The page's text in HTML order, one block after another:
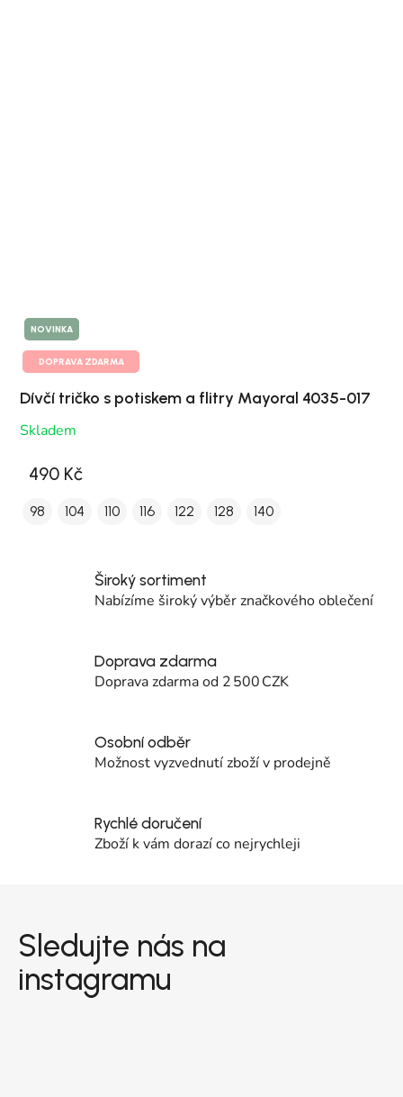
NOVINKA
DOPRAVA ZDARMA
Dívčí tričko s potiskem a flitry Mayoral 4035-017
Skladem
490 Kč
98 104 110 116 122 128 140
Široký sortiment
Nabízíme široký výběr značkového oblečení
Doprava zdarma
Doprava zdarma od 2 500 CZK
Osobní odběr
Možnost vyzvednutí zboží v prodejně
Rychlé doručení
Zboží k vám dorazí co nejrychleji
Sledujte nás na
instagramu